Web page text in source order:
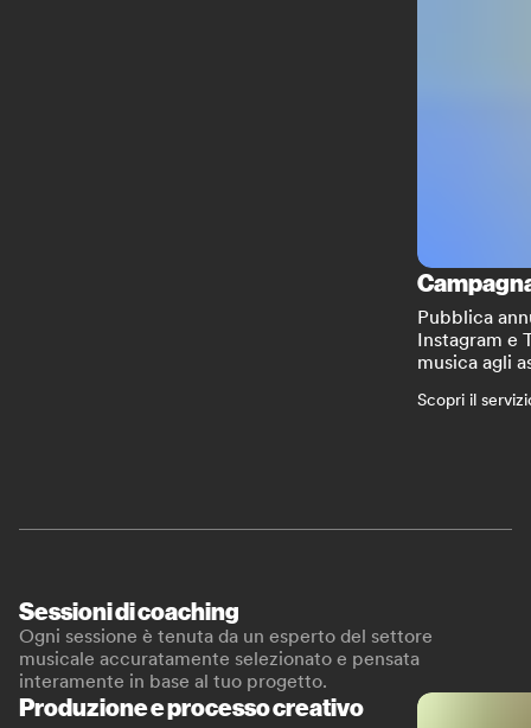
Pubblica
Instagram e
musica agli
Scopri il
Sessioni di coaching
Ogni sessione è tenuta da un esperto del settore
musicale accuratamente selezionato e pensata
interamente in base al tuo progetto.
Produzione e processo creativo